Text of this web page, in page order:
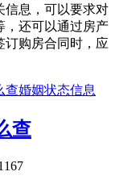
信息，可以要求对
，还可以通过房产
订购房合同时，应
查